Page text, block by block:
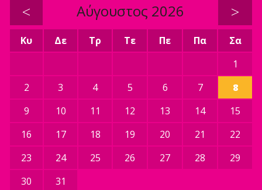
< Αύγουστος 2026 >
Κυ Δε Τρ Τε Πε Πα
Σα
1
2
3 4 5 6 7
8
9
10 11 12 13 14
15
16
17 18 19 20 21
22
23
24 25 26 27 28
29
30
31